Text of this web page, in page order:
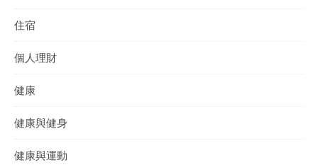
住宿
個人理財
健康
健康與健身
健康與運動